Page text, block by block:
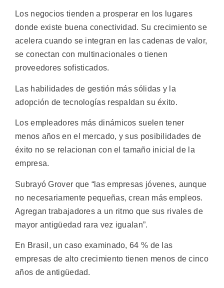
Los negocios tienden a prosperar en los lugares
donde existe buena conectividad. Su crecimiento se
acelera cuando se integran en las cadenas de valor,
se conectan con multinacionales o tienen
proveedores sofisticados.
Las habilidades de gestión más sólidas y la
adopción de tecnologías respaldan su éxito.
Los empleadores más dinámicos suelen tener
menos años en el mercado, y sus posibilidades de
éxito no se relacionan con el tamaño inicial de la
empresa.
Subrayó Grover que “las empresas jóvenes, aunque
no necesariamente pequeñas, crean más empleos.
Agregan trabajadores a un ritmo que sus rivales de
mayor antigüedad rara vez igualan”.
En Brasil, un caso examinado, 64 % de las
empresas de alto crecimiento tienen menos de cinco
años de antigüedad.